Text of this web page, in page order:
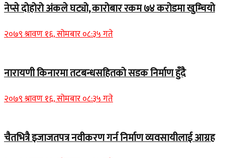
नेप्से दोहोरो अंकले घट्यो, कारोबार रकम ७४ करोडमा खुम्चियो
२०७९ श्रावण १६, सोमबार ०८:३५ गते
नारायणी किनारमा तटबन्धसहितको सडक निर्माण हुँदै
२०७९ श्रावण १६, सोमबार ०८:३५ गते
चैतभित्रै इजाजतपत्र नवीकरण गर्न निर्माण व्यवसायीलाई आग्रह